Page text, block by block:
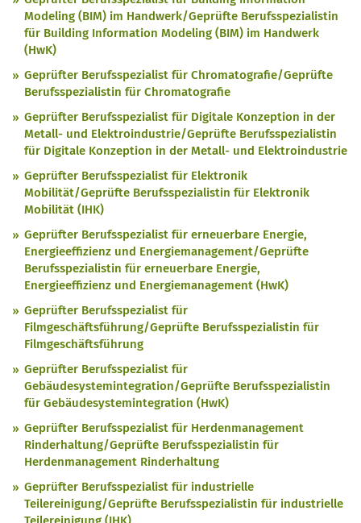
Modeling (BIM) im Handwerk/Geprüfte Berufsspezialistin
für Building Information Modeling (BIM) im Handwerk
(HwK)
Geprüfter Berufsspezialist für Chromatografie/Geprüfte
Berufsspezialistin für Chromatografie
Geprüfter Berufsspezialist für Digitale Konzeption in der
Metall- und Elektroindustrie/Geprüfte Berufsspezialistin
für Digitale Konzeption in der Metall- und Elektroindustrie
Geprüfter Berufsspezialist für Elektronik
Mobilität/Geprüfte Berufsspezialistin für Elektronik
Mobilität (IHK)
Geprüfter Berufsspezialist für erneuerbare Energie,
Energieeffizienz und Energiemanagement/Geprüfte
Berufsspezialistin für erneuerbare Energie,
Energieeffizienz und Energiemanagement (HwK)
Geprüfter Berufsspezialist für
Filmgeschäftsführung/Geprüfte Berufsspezialistin für
Filmgeschäftsführung
Geprüfter Berufsspezialist für
Gebäudesystemintegration/Geprüfte Berufsspezialistin
für Gebäudesystemintegration (HwK)
Geprüfter Berufsspezialist für Herdenmanagement
Rinderhaltung/Geprüfte Berufsspezialistin für
Herdenmanagement Rinderhaltung
Geprüfter Berufsspezialist für industrielle
Teilereinigung/Geprüfte Berufsspezialistin für industrielle